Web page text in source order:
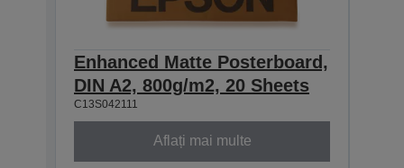
Enhanced Matte Posterboard,
DIN A2, 800g/m2, 20 Sheets
C13S042111
Aflați mai multe